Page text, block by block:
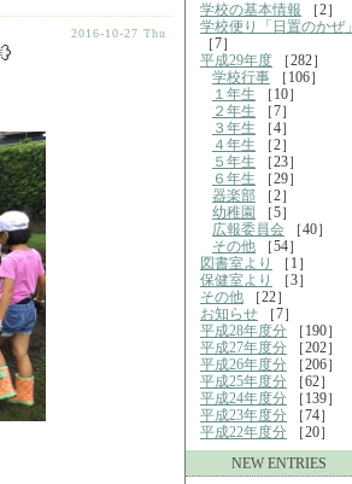
2016-10-27 Thu
学校の基本情報 ［2］
学校便り「日置のかぜ」
［7］
平成29年度 ［282］
学校行事 ［106］
１年生 ［10］
２年生 ［7］
３年生 ［4］
４年生 ［2］
５年生 ［23］
６年生 ［29］
器楽部 ［2］
幼稚園
［5］
広報委員会 ［40］
その他 ［54］
図書室より
［1］
保健室より
［3］
その他 ［22］
お知らせ ［7］
平成28年度分 ［190］
平成27年度分 ［202］
平成26年度分 ［206］
平成25年度分 ［62］
平成24年度分 ［139］
平成23年度分 ［74］
平成22年度分 ［20］
NEW ENTRIES